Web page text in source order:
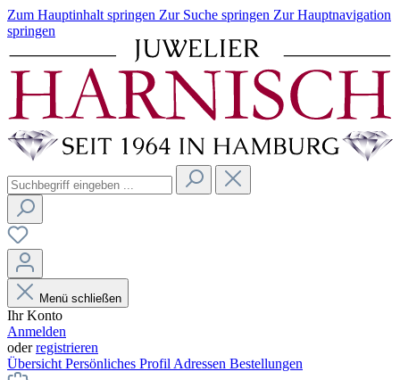
Zum Hauptinhalt springen Zur Suche springen Zur Hauptnavigation
springen
Menü schließen
Ihr Konto
Anmelden
oderregistrieren
Übersicht Persönliches Profil Adressen Bestellungen